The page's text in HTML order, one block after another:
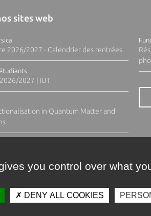
sites web
2026/2027 - Calendrier des rentrées
2027 | IUT
in Quantum Matter and
you control over what
DENY ALL COOKIES